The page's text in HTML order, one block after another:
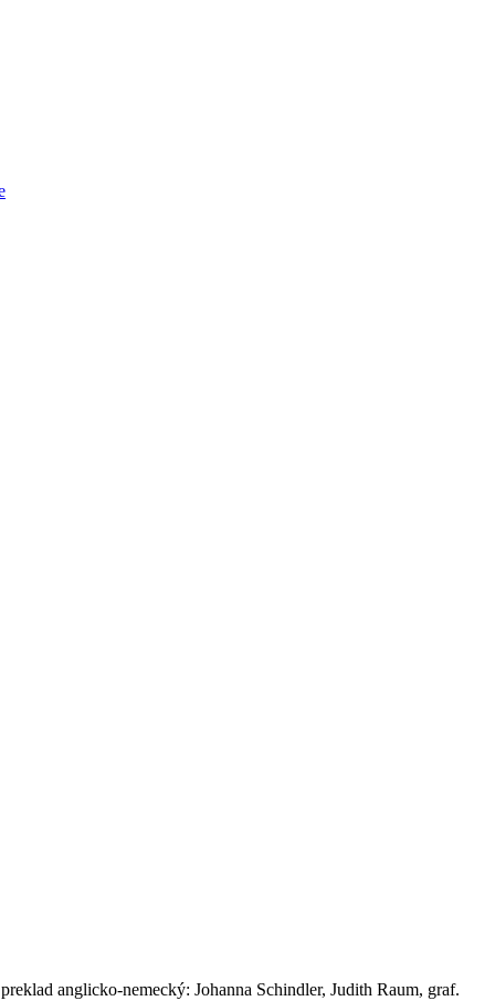
anglicko-nemecký: Johanna Schindler, Judith Raum, graf.